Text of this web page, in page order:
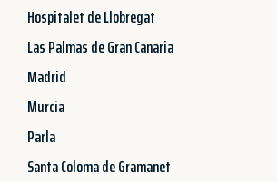
Hospitalet de Llobregat
Las Palmas de Gran Canaria
Madrid
Murcia
Parla
Santa Coloma de Gramanet